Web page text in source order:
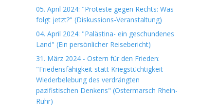
05. April 2024: "Proteste gegen Rechts: Was
folgt jetzt?" (Diskussions-Veranstaltung)
04. April 2024: "Palästina- ein geschundenes
Land" (Ein persönlicher Reisebericht)
31. März 2024 - Ostern für den Frieden:
"Friedensfähigkeit statt Kriegstüchtigkeit -
Wiederbelebung des verdrängten
pazifistischen Denkens" (Ostermarsch Rhein-
Ruhr)